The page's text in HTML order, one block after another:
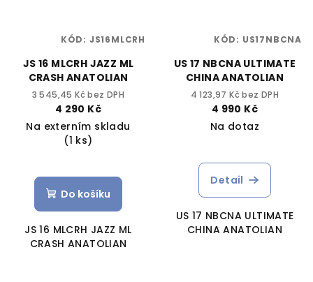
JS 16 MLCRH JAZZ ML
CRASH ANATOLIAN
3 545,45 Kč bez DPH
4 290 Kč
Na externím skladu
(1 ks)
Do košíku
JS 16 MLCRH JAZZ ML
CRASH ANATOLIAN
KÓD: JS16MLCRH
US 17 NBCNA ULTIMATE
CHINA ANATOLIAN
4 123,97 Kč bez DPH
4 990 Kč
Na dotaz
Detail
US 17 NBCNA ULTIMATE
CHINA ANATOLIAN
KÓD: US17NBCNA